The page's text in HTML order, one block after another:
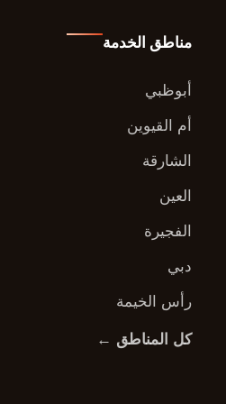
مناطق الخدمة
أبوظبي
أم القيوين
الشارقة
العين
الفجيرة
دبي
رأس الخيمة
كل المناطق ←